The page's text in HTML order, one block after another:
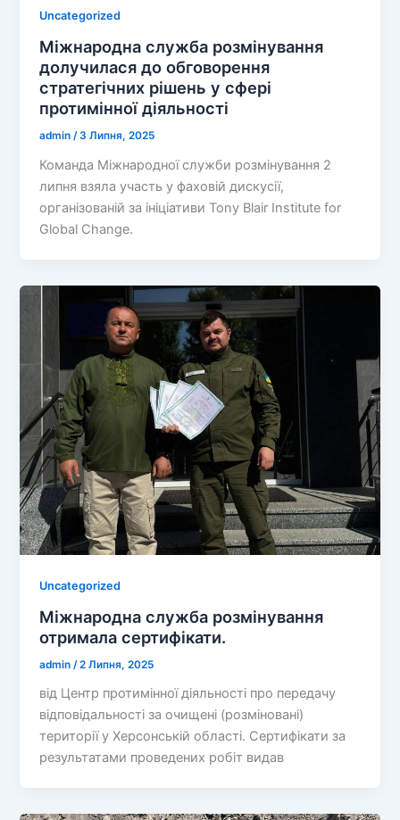
Uncategorized
Міжнародна служба розмінування
долучилася до обговорення
стратегічних рішень у сфері
протимінної діяльності
admin/3 Липня, 2025
Команда Міжнародної служби розмінування 2
липня взяла участь у фаховій дискусії,
організованій за ініціативи Tony Blair Institute for
Global Change.
Uncategorized
Міжнародна служба розмінування
отримала сертифікати.
admin /2 Липня, 2025
від Центр протимінної діяльності про передачу
відповідальності за очищені (розміновані)
території у Херсонській області. Сертифікати за
результатами проведених робіт видав